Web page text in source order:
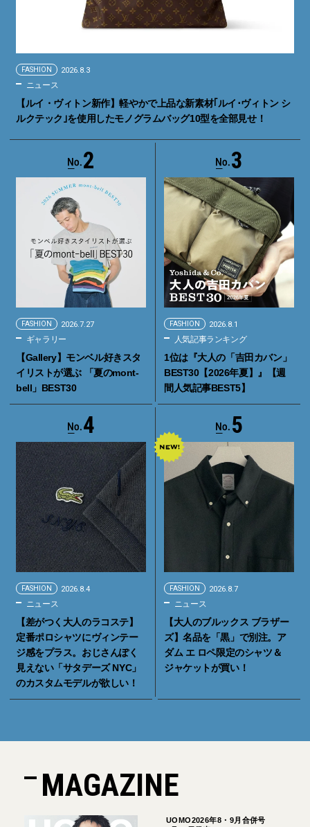
FASHION 2026.8.3
ニュース
【ルイ・ヴィトン新作】軽やかで上品な新素材｢ルイ･ヴィトン シ
ルクテック｣を使用したモノグラムバッグ10型を全部見せ！
2
FASHION 2026.7.27
ギャラリー
【Gallery】モンベル好きスタ
イリストが選ぶ 「夏のmont-
bell」BEST30
3
FASHION 2026.8.1
人気記事ランキング
1位は『大人の「吉田カバン」
BEST30【2026年夏】』【週
間人気記事BEST5】
4
FASHION 2026.8.4
ニュース
【差がつく大人のラコステ】
定番ポロシャツにヴィンテー
ジ感をプラス。おじさんぽく
見えない「サタデーズ NYC」
のカスタムモデルが欲しい！
5
FASHION 2026.8.7
ニュース
【大人のブルックス ブラザー
ズ】名品を「黒」で別注。ア
ダム エ ロペ限定のシャツ＆
ジャケットが買い！
MAGAZINE
UOMO2026年8・9月合併号